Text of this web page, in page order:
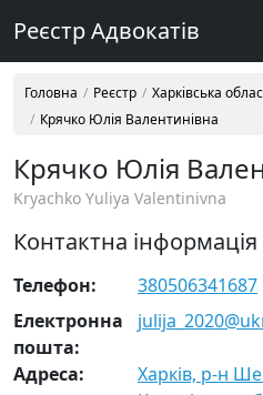
Реєстр Адвокатів
Головна Реєстр Харківська
Крячко Юлія Валентинівна
Крячко Юлія
Kryachko Yuliya Valentinivna
Контактна інформація
Телефон:
380506341687
Електронна
пошта:
Адреса:
Харків, р-н